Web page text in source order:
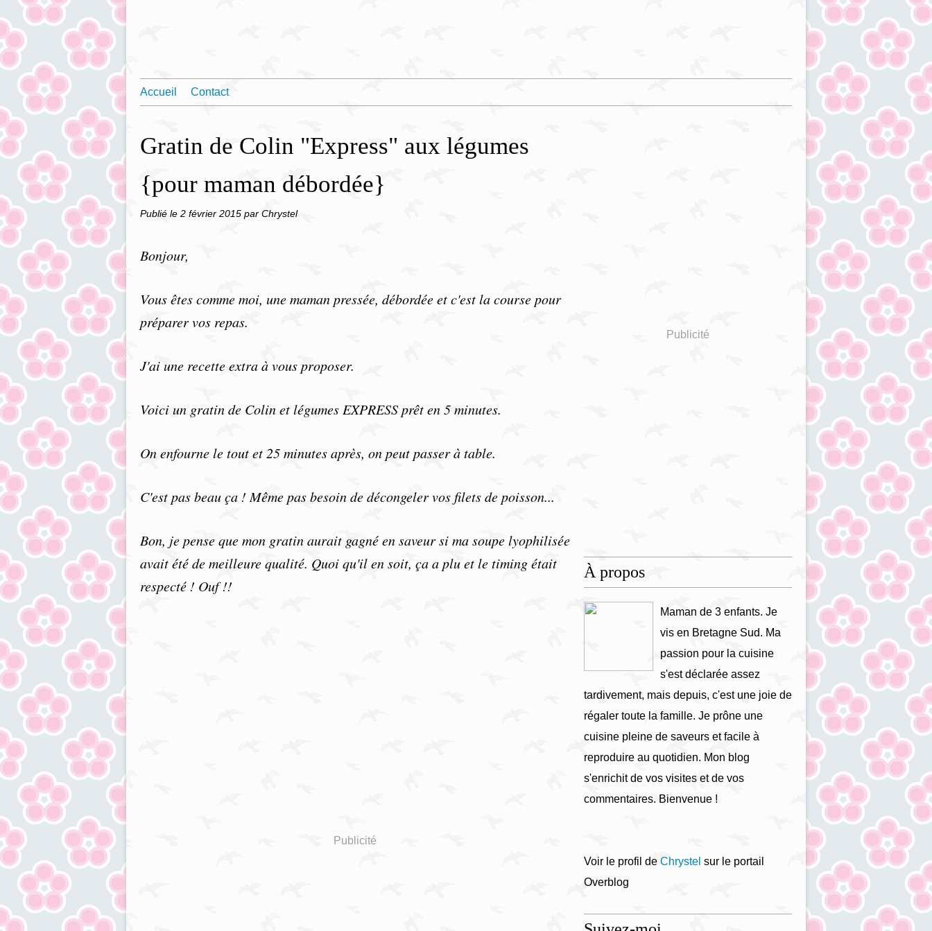
Accueil Contact
Gratin de Colin "Express" aux légumes
{pour maman débordée}
Publié le 2 février 2015 par Chrystel
Bonjour,
Vous êtes comme moi, une maman pressée, débordée et c'est la course pour
préparer vos repas.
J'ai une recette extra à vous proposer.
Voici un gratin de Colin et légumes EXPRESS prêt en 5 minutes.
On enfourne le tout et 25 minutes après, on peut passer à table.
C'est pas beau ça ! Même pas besoin de décongeler vos filets de poisson...
Bon, je pense que mon gratin aurait gagné en saveur si ma soupe lyophilisée
avait été de meilleure qualité. Quoi qu'il en soit, ça a plu et le timing était
respecté ! Ouf !!
Publicité
Publicité
À propos
Maman de 3 enfants. Je
vis en Bretagne Sud. Ma
passion pour la cuisine
s'est déclarée assez
tardivement, mais depuis, c'est une joie de
régaler toute la famille. Je prône une
cuisine pleine de saveurs et facile à
reproduire au quotidien. Mon blog
s'enrichit de vos visites et de vos
commentaires. Bienvenue !
Voir le profil de Chrystel sur le portail
Overblog